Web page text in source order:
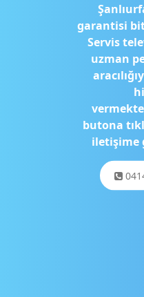
garantisi
Servis
uzman
butona
iletişime